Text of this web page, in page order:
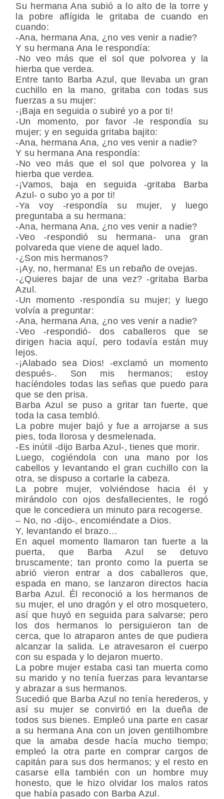
Su hermana Ana subió a lo alto de la torre y
la pobre aflígida le gritaba de cuando en
cuando:
-Ana, hermana Ana, ¿no ves venir a nadie?
Y su hermana Ana le respondía:
-No veo más que el sol que polvorea y la
hierba que verdea.
Entre tanto Barba Azul, que llevaba un gran
cuchillo en la mano, gritaba con todas sus
fuerzas a su mujer:
-¡Baja en seguida o subiré yo a por ti!
-Un momento, por favor -le respondía su
mujer; y en seguida gritaba bajito:
-Ana, hermana Ana, ¿no ves venir a nadie?
Y su hermana Ana respondía:
-No veo más que el sol que polvorea y la
hierba que verdea.
-¡Vamos, baja en seguida -gritaba Barba
Azul- o subo yo a por ti!
-Ya voy -respondía su mujer, y luego
preguntaba a su hermana:
-Ana, hermana Ana, ¿no ves venir a nadie?
-Veo -respondió su hermana- una gran
polvareda que viene de aquel lado.
-¿Son mis hermanos?
-¡Ay, no, hermana! Es un rebaño de ovejas.
-¿Quieres bajar de una vez? -gritaba Barba
Azul.
-Un momento -respondía su mujer; y luego
volvía a preguntar:
-Ana, hermana Ana, ¿no ves venir a nadie?
-Veo -respondió- dos caballeros que se
dirigen hacia aquí, pero todavía están muy
lejos.
-¡Alabado sea Dios! -exclamó un momento
después-. Son mis hermanos; estoy
hacíéndoles todas las señas que puedo para
que se den prisa.
Barba Azul se puso a gritar tan fuerte, que
toda la casa tembló.
La pobre mujer bajó y fue a arrojarse a sus
pies, toda llorosa y desmelenada.
-Es inútil -dijo Barba Azul-, tienes que morir.
Luego, cogiéndola con una mano por los
cabellos y levantando el gran cuchillo con la
otra, se dispuso a cortarle la cabeza.
La pobre mujer, volviéndose hacia él y
mirándolo con ojos desfallecientes, le rogó
que le concediera un minuto para recogerse.
– No, no -dijo-, encomiéndate a Dios.
Y, levantando el brazo…
En aquel momento llamaron tan fuerte a la
puerta, que Barba Azul se detuvo
bruscamente; tan pronto como la puerta se
abrió vieron entrar a dos caballeros que,
espada en mano, se lanzaron directos hacia
Barba Azul. Él reconoció a los hermanos de
su mujer, el uno dragón y el otro mosquetero,
así que huyó en seguida para salvarse; pero
los dos hermanos lo persiguieron tan de
cerca, que lo atraparon antes de que pudiera
alcanzar la salida. Le atravesaron el cuerpo
con su espada y lo dejaron muerto.
La pobre mujer estaba casi tan muerta como
su marido y no tenía fuerzas para levantarse
y abrazar a sus hermanos.
Sucedió que Barba Azul no tenía herederos, y
así su mujer se convirtió en la dueña de
todos sus bienes. Empleó una parte en casar
a su hermana Ana con un joven gentilhombre
que la amaba desde hacía mucho tiempo;
empleó la otra parte en comprar cargos de
capitán para sus dos hermanos; y el resto en
casarse ella también con un hombre muy
honesto, que le hizo olvidar los malos ratos
que había pasado con Barba Azul.